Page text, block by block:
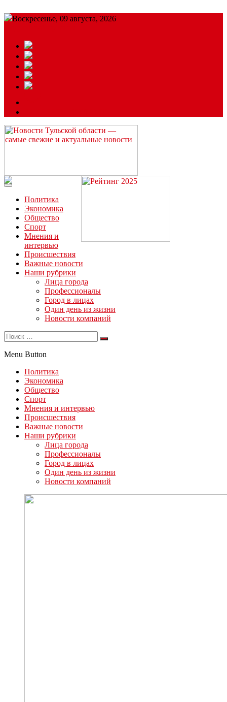
Воскресенье, 09 августа, 2026
Читайте последние новости дня в Тульской области на сайте
“ЗаНовомосковск”
Политика
Экономика
Общество
Спорт
Мнения и
интервью
Происшествия
Важные новости
Наши рубрики
Лица города
Профессионалы
Город в лицах
Один день из жизни
Новости компаний
Menu Button
Политика
Экономика
Общество
Спорт
Мнения и интервью
Происшествия
Важные новости
Наши рубрики
Лица города
Профессионалы
Город в лицах
Один день из жизни
Новости компаний